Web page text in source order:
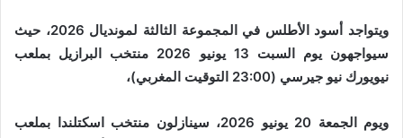
ويتواجد أسود الأطلس في المجموعة الثالثة لمونديال 2026، حيث
سيواجهون يوم السبت 13 يونيو 2026 منتخب البرازيل بملعب
نيويورك نيو جيرسي (23:00 التوقيت المغربي)،
ويوم الجمعة 20 يونيو 2026، سينازلون منتخب اسكتلندا بملعب